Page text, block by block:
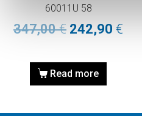
60011U 58
347,00€ 242,90 €
Read more